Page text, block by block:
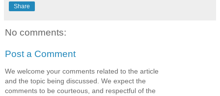
Share
No comments:
Post a Comment
We welcome your comments related to the article
and the topic being discussed. We expect the
comments to be courteous, and respectful of the